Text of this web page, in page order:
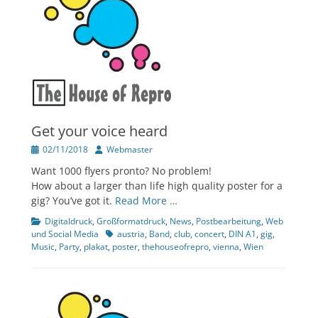
Get your voice heard
Veröffentlicht
02/11/2018 Author
Webmaster
Want 1000 flyers pronto? No problem!
How about a larger than life high quality poster for a
gig? You’ve got it. Read More …
Kategorien
Digitaldruck, Großformatdruck, News, Postbearbeitung, Web
und Social Media
Tagsaustria, Band, club, concert, DIN A1, gig,
Music, Party, plakat, poster, thehouseofrepro, vienna, Wien